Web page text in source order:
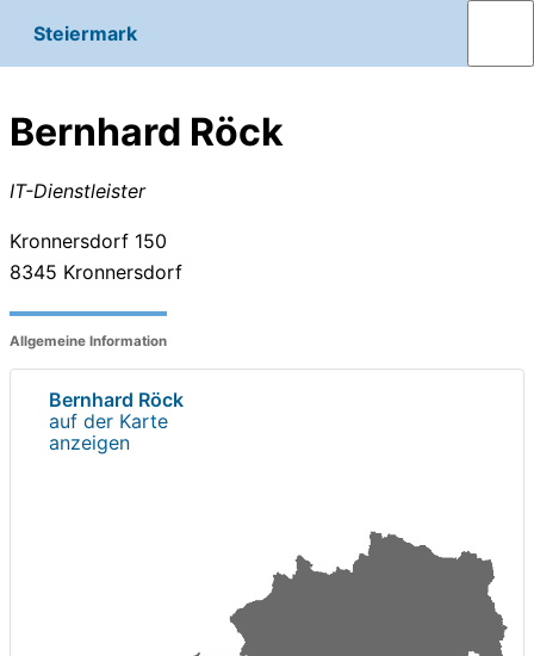
Steiermark
Bernhard Röck
IT-Dienstleister
Kronnersdorf 150
8345 Kronnersdorf
Allgemeine Information
Bernhard Röck
auf der Karte
anzeigen